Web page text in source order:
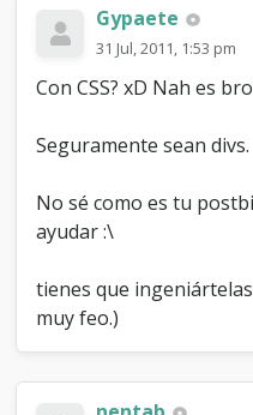
Gypaete
31 Jul, 2011, 1:53 pm
Con CSS? xD Nah es
Seguramente sean divs.
No sé como es tu
ayudar :\
tienes que
muy feo.)